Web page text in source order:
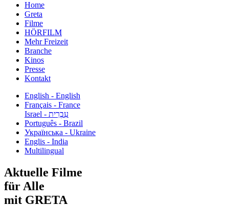
Home
Greta
Filme
HÖRFILM
Mehr Freizeit
Branche
Kinos
Presse
Kontakt
English - English
Français - France
עִבְרִית - Israel
Português - Brazil
Українська - Ukraine
Englis - India
Multilingual
Aktuelle Filme
für Alle
mit GRETA